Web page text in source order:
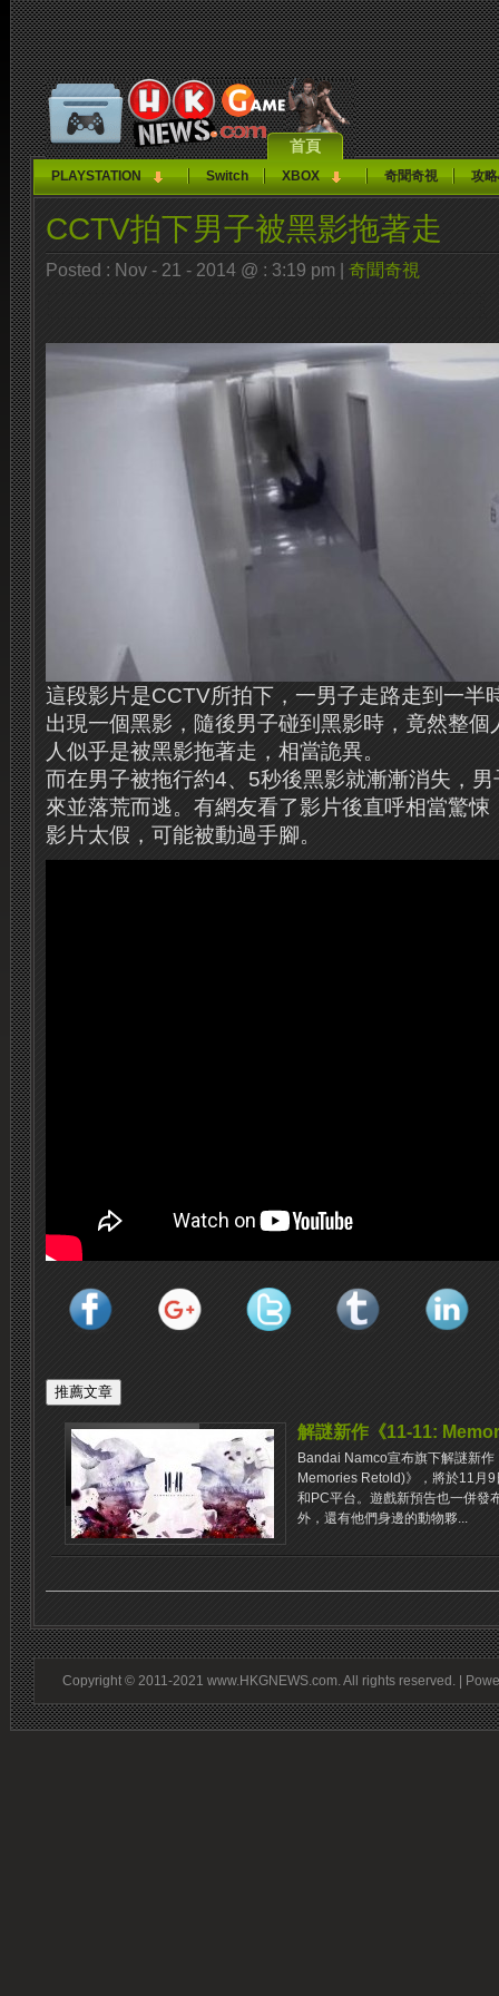
首頁
PLAYSTATION Switch XBOX 奇聞奇視 攻
CCTV拍下男子被黑影拖著走
Posted : Nov - 21 - 2014 @ : 3:19 pm | 奇聞奇視
這段影片是CCTV所拍下，一男子走路走到一半
出現一個黑影，隨後男子碰到黑影時，竟然整
人似乎是被黑影拖著走，相當詭異。
而在男子被拖行約4、5秒後黑影就漸漸消失，
來並落荒而逃。有網友看了影片後直呼相當驚
影片太假，可能被動過手腳。
解謎新作《11-11:
Bandai Namco宣布旗下解謎新
Memories Retold)》，將於11月
和PC平台。遊戲新預告也一併發
外，還有他們身邊的動物夥...
Copyright © 2011-2021 www.HKGNEWS.com. All rights reserved. |